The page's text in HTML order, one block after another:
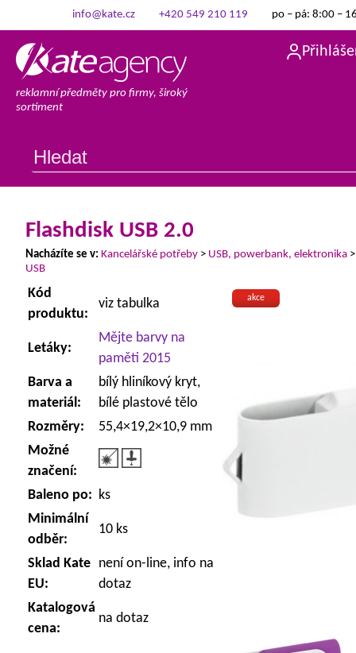
info@kate.cz +420 549 210 119 po – pá: 8:00 –
reklamní předměty pro firmy, široký
sortiment
Flashdisk USB 2.0
Nacházíte se v: Kancelářské potřeby > USB, powerbank, elektronika
USB
akce
Kód
produktu:
viz tabulka
Letáky:
Mějte barvy na
paměti 2015
Barva a
materiál:
bílý hliníkový kryt,
bílé plastové tělo
Rozměry:
55,4×19,2×10,9 mm
Možné
značení:
Baleno po: ks
Minimální
odběr:
10 ks
Sklad Kate
EU:
není on-line, info na
dotaz
Katalogová
cena:
na dotaz